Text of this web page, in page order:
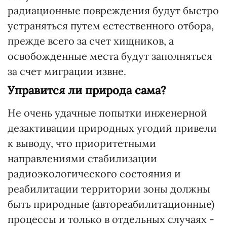
радиационные повреждения будут быстро
устраняться путем естественного отбора,
прежде всего за счет хищников, а
освобожденные места будут заполняться
за счет миграции извне.
Управится ли природа сама?
Не очень удачные попытки инженерной
дезактивации природных угодий привели
к выводу, что приоритетными
направлениями стабилизации
радиоэкологического состояния и
реабилитации территории зоны должны
быть природные (автореабилитационные)
процессы и только в отдельных случаях -